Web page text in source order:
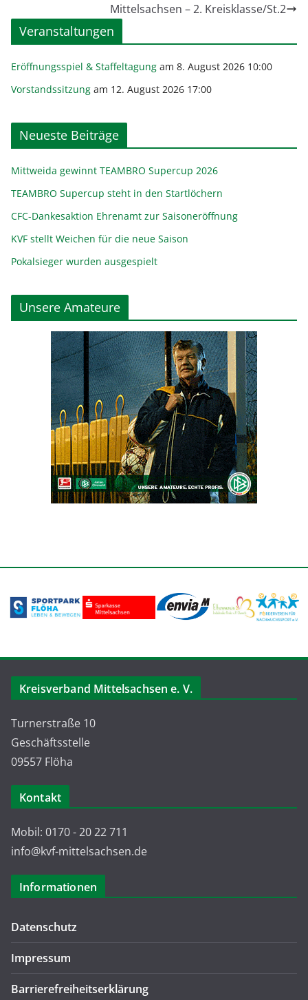
Mittelsachsen – 2. Kreisklasse/St.2
Veranstaltungen
Eröffnungsspiel & Staffeltagung am 8. August 2026 10:00
Vorstandssitzung am 12. August 2026 17:00
Neueste Beiträge
Mittweida gewinnt TEAMBRO Supercup 2026
TEAMBRO Supercup steht in den Startlöchern
CFC-Dankesaktion Ehrenamt zur Saisoneröffnung
KVF stellt Weichen für die neue Saison
Pokalsieger wurden ausgespielt
Unsere Amateure
Kreisverband Mittelsachsen e. V.
Turnerstraße 10
Geschäftsstelle
09557 Flöha
Kontakt
Mobil: 0170 - 20 22 711
info@kvf-mittelsachsen.de
Informationen
Datenschutz
Impressum
Barrierefreiheitserklärung